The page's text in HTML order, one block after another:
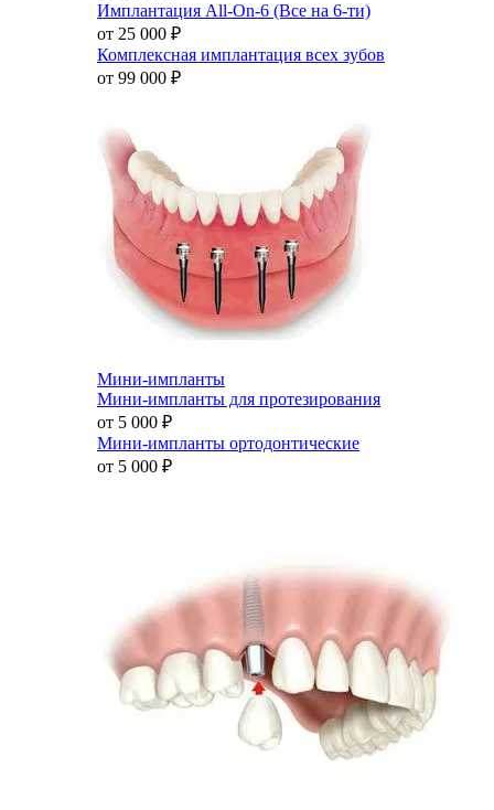
Имплантация All-On-6 (Все на 6-ти)
от 25 000 ₽
Комплексная имплантация всех зубов
от 99 000 ₽
Мини-импланты
Мини-импланты для протезирования
от 5 000 ₽
Мини-импланты ортодонтические
от 5 000 ₽